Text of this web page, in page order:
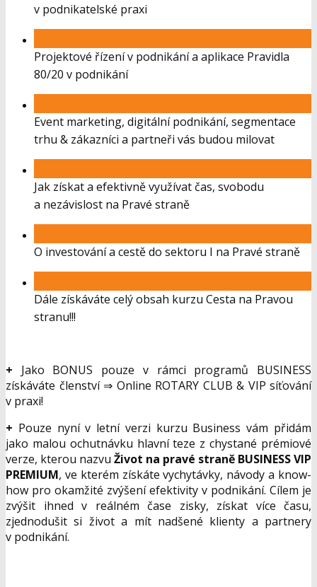
v podnikatelské praxi
Projektové řízení v podnikání a aplikace Pravidla
80/20 v podnikání
Event marketing, digitální podnikání, segmentace
trhu & zákazníci a partneři vás budou milovat
Jak získat a efektivně využívat čas, svobodu
a nezávislost na Pravé straně
O investování a cestě do sektoru I na Pravé straně
Dále získáváte celý obsah kurzu Cesta na Pravou
stranu!!!
+ Jako BONUS pouze v rámci programů BUSINESS
získáváte členství ⇒ Online ROTARY CLUB & VIP síťování
v praxi!
+ Pouze nyní v letní verzi kurzu Business vám přidám
jako malou ochutnávku hlavní teze z chystané prémiové
verze, kterou nazvu Život na pravé straně BUSINESS VIP
PREMIUM, ve kterém získáte vychytávky, návody a know-
how pro okamžité zvýšení efektivity v podnikání. Cílem je
zvýšit ihned v reálném čase zisky, získat více času,
zjednodušit si život a mít nadšené klienty a partnery
v podnikání.